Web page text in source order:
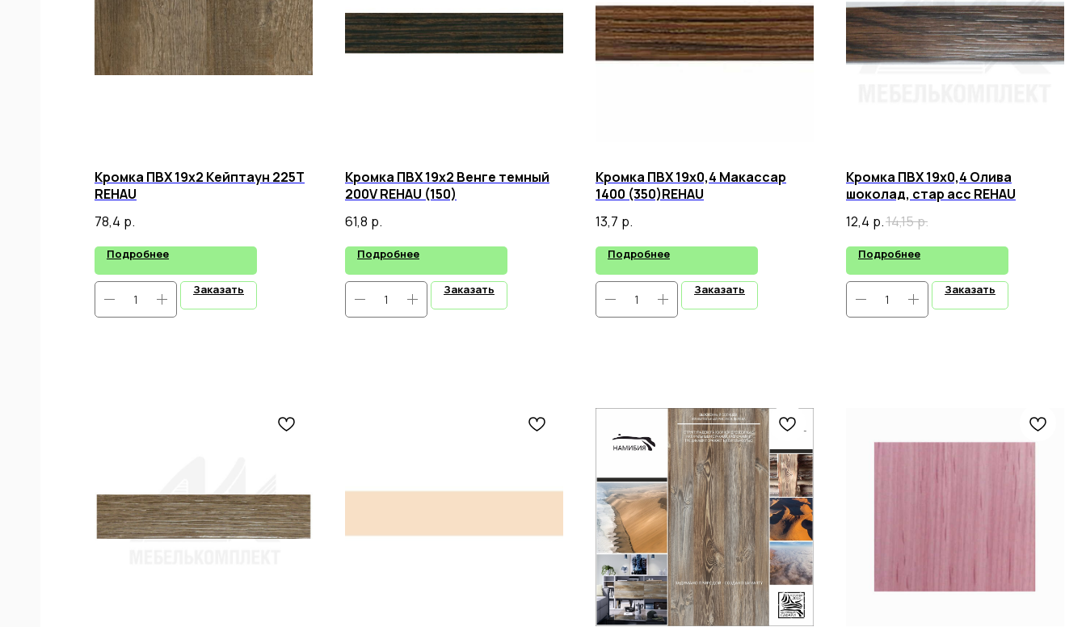
Кромка ПВХ 19х2 Кейптаун 225Т
REHAU
78,4 р.
Подробнее
Заказать
Кромка ПВХ 19х2 Венге темный
200V REHAU (150)
61,8 р.
Подробнее
Заказать
Кромка ПВХ 19х0,4 Макассар
1400 (350)REHAU
13,7 р.
Подробнее
Заказать
Кромка ПВХ 19х0,4 Олива
шоколад, стар асс REHAU
12,4 р.14,15р.
Подробнее
Заказать